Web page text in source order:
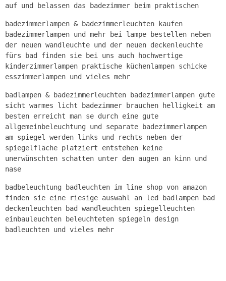
auf und belassen das badezimmer beim praktischen
badezimmerlampen & badezimmerleuchten kaufen
badezimmerlampen und mehr bei lampe bestellen neben
der neuen wandleuchte und der neuen deckenleuchte
fürs bad finden sie bei uns auch hochwertige
kinderzimmerlampen praktische küchenlampen schicke
esszimmerlampen und vieles mehr
badlampen & badezimmerleuchten badezimmerlampen gute
sicht warmes licht badezimmer brauchen helligkeit am
besten erreicht man se durch eine gute
allgemeinbeleuchtung und separate badezimmerlampen
am spiegel werden links und rechts neben der
spiegelfläche platziert entstehen keine
unerwünschten schatten unter den augen an kinn und
nase
badbeleuchtung badleuchten im line shop von amazon
finden sie eine riesige auswahl an led badlampen bad
deckenleuchten bad wandleuchten spiegelleuchten
einbauleuchten beleuchteten spiegeln design
badleuchten und vieles mehr